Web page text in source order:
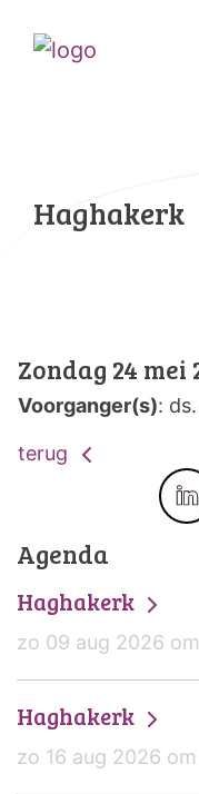
Haghakerk
Zondag 24 mei
Voorganger(s):
terug
Agenda
Haghakerk
zo 09 aug 2026
Haghakerk
zo 16 aug 2026